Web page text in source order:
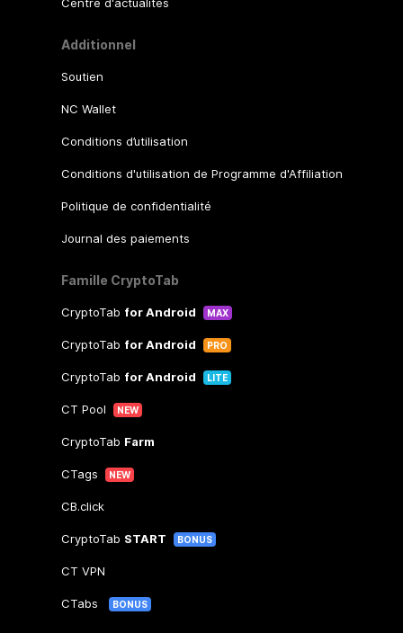
Additionnel
Soutien
NC Wallet
Conditions d’utilisation
Conditions d'utilisation de Programme d'Affiliation
Politique de confidentialité
Journal des paiements
Famille CryptoTab
CryptoTab for Android MAX
CryptoTab for Android PRO
CryptoTab for Android LITE
CT Pool NEW
CryptoTab Farm
CTags NEW
CB.click
CryptoTab START BONUS
CT VPN
CTabs BONUS